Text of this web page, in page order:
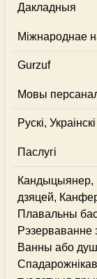
Дакладныя
Міжнароднае
Gurzuf
Мовы
Рускі, Украінскі
Паслугі
Кандыцыянер,
дзяцей,
Плавальны
Рэзерваванне
Ванны або